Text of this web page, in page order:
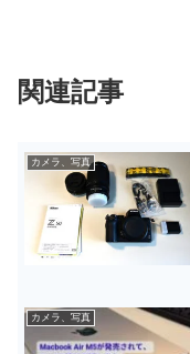
関連記事
カメラ、写真
カメラ、写真